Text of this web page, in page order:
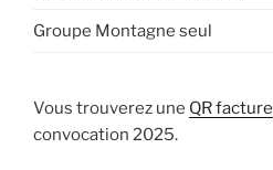
Groupe Montagne seul
Vous trouverez une QR facture
convocation 2025.